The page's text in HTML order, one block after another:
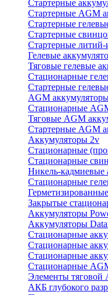
Стартерные
Стартерные AGM
Стартерные
Стартерные
Стартерные
Гелевые
Тяговые гелевые
Стационарные
Стартерные
AGM
Стационарные
Тяговые AGM
Стартерные AGM
Аккумуляторы 2v
Стационарные
Стационарные
Никель-кадмиевые
Стационарные
Закрытые
Аккумуляторы
Аккумуляторы
Стационарные
Стационарные
Стационарные
Стационарные
Элементы тяговой
АКБ глубокого